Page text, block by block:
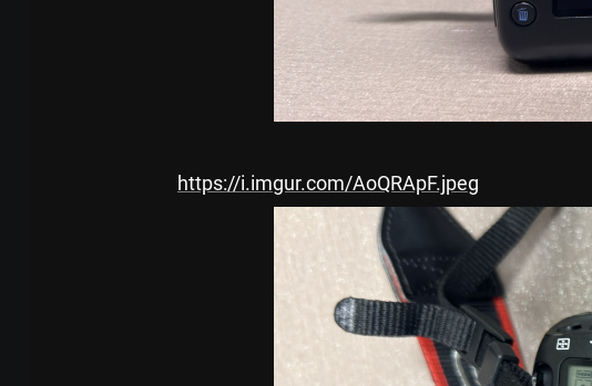
https://i.imgur.com/AoQRApF.jpeg